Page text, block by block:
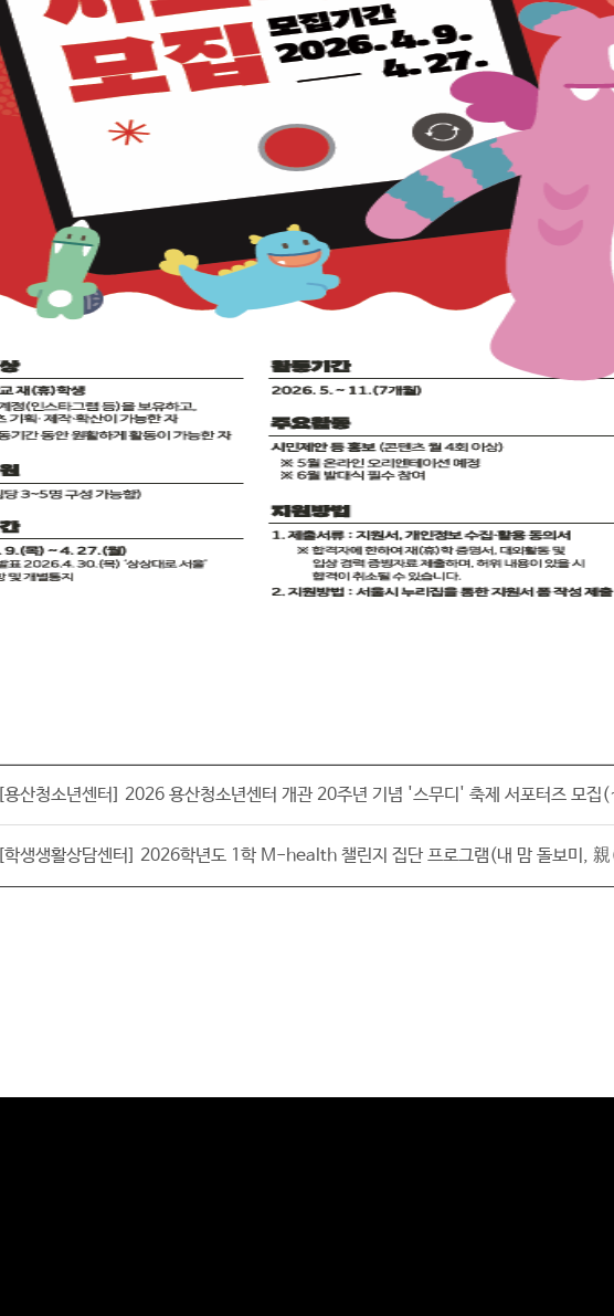
[용산청소년센터] 2026 용산청소년센터 개관 20주년 기념 '스무디' 축제 서포터즈 모
[학생생활상담센터] 2026학년도 1학 M-health 챌린지 집단 프로그램(내 맘 돌보미,